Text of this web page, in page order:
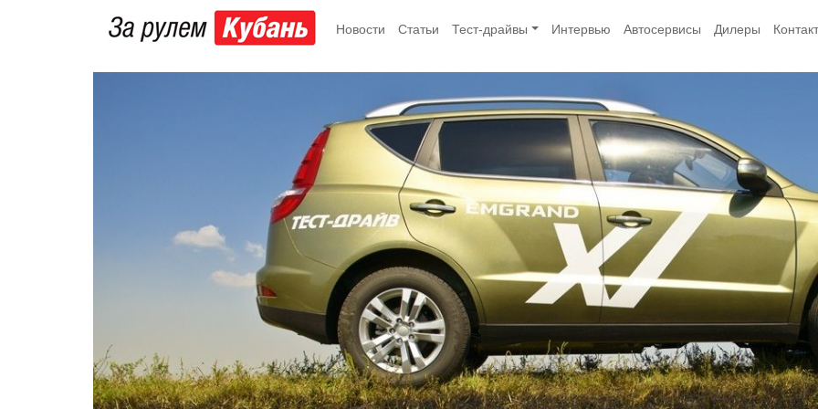
Новости Статьи Тест-драйвы Интервью Автосервисы Дилеры